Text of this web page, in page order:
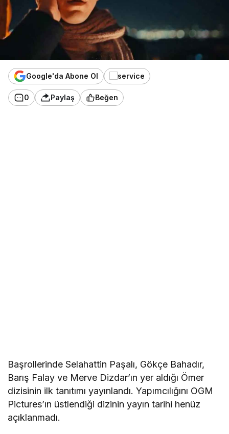
Google'da Abone Ol
0 Paylaş Beğen
Başrollerinde Selahattin Paşalı, Gökçe Bahadır,
Barış Falay ve Merve Dizdar’ın yer aldığı Ömer
dizisinin ilk tanıtımı yayınlandı. Yapımcılığını OGM
Pictures’ın üstlendiği dizinin yayın tarihi henüz
açıklanmadı.